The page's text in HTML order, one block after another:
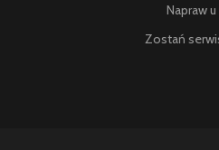
Napraw
Zostań